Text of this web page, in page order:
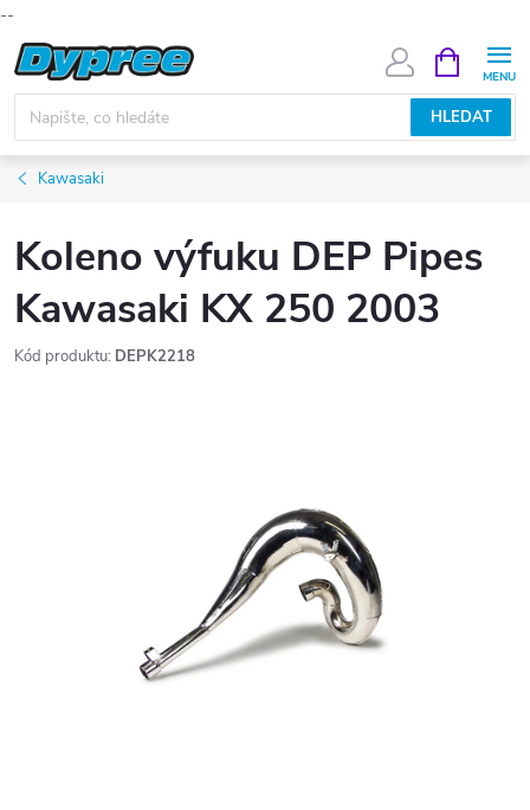
--
Přejít
na
obsah
HLEDAT
NÁKUPNÍ
KOŠÍK
Kawasaki
Koleno výfuku DEP Pipes
Kawasaki KX 250 2003
Kód produktu: DEPK2218